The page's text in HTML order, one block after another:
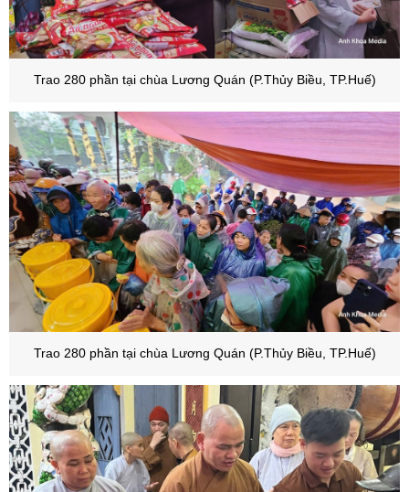
Trao 280 phần tại chùa Lương Quán (P.Thủy Biều, TP.Huế)
Trao 280 phần tại chùa Lương Quán (P.Thủy Biều, TP.Huế)